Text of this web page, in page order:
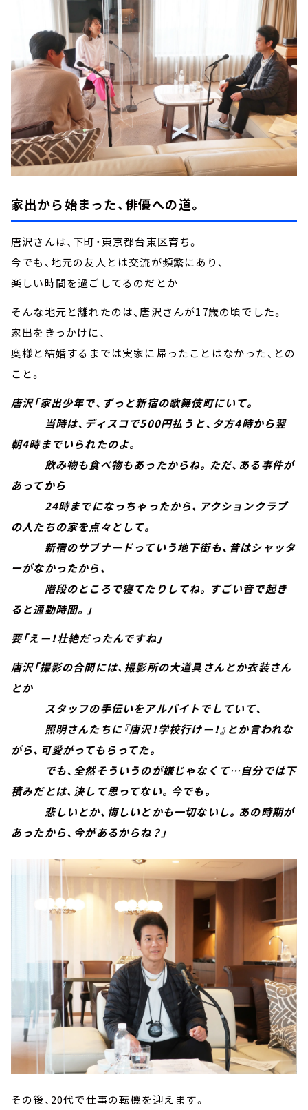
家出から始まった、俳優への道。
唐沢さんは、下町・東京都台東区育ち。
今でも、地元の友人とは交流が頻繁にあり、
楽しい時間を過ごしてるのだとか
そんな地元と離れたのは、唐沢さんが17歳の頃でした。
家出をきっかけに、
奥様と結婚するまでは実家に帰ったことはなかった、との
こと。
唐沢「家出少年で、ずっと新宿の歌舞伎町にいて。
当時は、ディスコで500円払うと、夕方4時から翌
朝4時までいられたのよ。
飲み物も食べ物もあったからね。ただ、ある事件が
あってから
24時までになっちゃったから、アクションクラブ
の人たちの家を点々として。
新宿のサブナードっていう地下街も、昔はシャッタ
ーがなかったから、
階段のところで寝てたりしてね。すごい音で起き
ると通勤時間。」
要「えー！壮絶だったんですね」
唐沢「撮影の合間には、撮影所の大道具さんとか衣装さん
とか
スタッフの手伝いをアルバイトでしていて、
照明さんたちに『唐沢！学校行けー！』とか言われな
がら、可愛がってもらってた。
でも、全然そういうのが嫌じゃなくて…自分では下
積みだとは、決して思ってない。今でも。
悲しいとか、悔しいとかも一切ないし。あの時期が
あったから、今があるからね？」
その後、20代で仕事の転機を迎えます。